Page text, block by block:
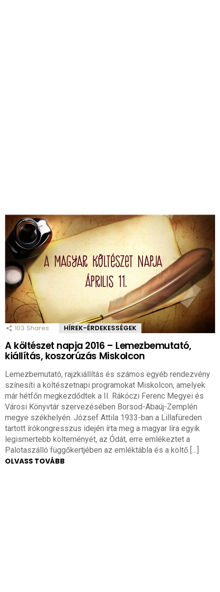
103 Shares HÍREK-ÉRDEKESSÉGEK
A költészet napja 2016 – Lemezbemutató,
kiállítás, koszorúzás Miskolcon
Lemezbemutató, rajzkiállítás és számos egyéb rendezvény
színesíti a költészetnapi programokat Miskolcon, amelyek
már hétfőn megkezdődtek a II. Rákóczi Ferenc Megyei és
Városi Könyvtár szervezésében Borsod-Abaúj-Zemplén
megye székhelyén. József Attila 1933-ban a Lillafüreden
tartott írókongresszus idején írta meg a magyar líra egyik
legismertebb költeményét, az Ódát, erre emlékeztet a
Palotaszálló függőkertjében az emléktábla és a költő […]
OLVASS TOVÁBB